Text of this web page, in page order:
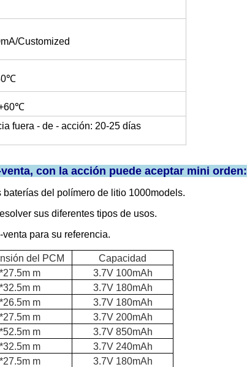
Customized
fuera - de - acción: 20-25 días
con la acción puede aceptar mini orden:
del polímero de litio 1000models.
sus diferentes tipos de usos.
para su referencia.
del PCM
Capacidad
m
3.7V 100mAh
m
3.7V 180mAh
m
3.7V 180mAh
m
3.7V 200mAh
m
3.7V 850mAh
m
3.7V 240mAh
m
3.7V 180mAh